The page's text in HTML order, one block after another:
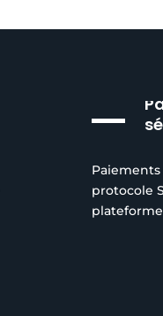
Paiements
protocole